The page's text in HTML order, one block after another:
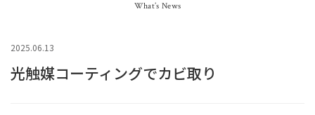
What’s News
2025.06.13
光触媒コーティングでカビ取り